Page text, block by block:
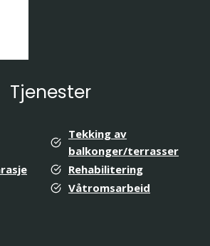
Tjenester
Tekking av
balkonger/terrasser
Rehabilitering
Våtromsarbeid